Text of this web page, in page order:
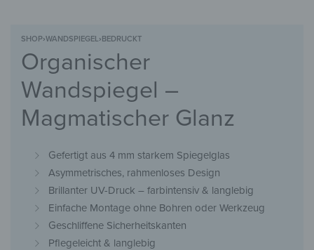
SHOP›WANDSPIEGEL›BEDRUCKT
Organischer
Wandspiegel –
Magmatischer Glanz
Gefertigt aus 4 mm starkem Spiegelglas
Asymmetrisches, rahmenloses Design
Brillanter UV-Druck – farbintensiv & langlebig​
Einfache Montage ohne Bohren oder Werkzeug
Geschliffene Sicherheitskanten
Pflegeleicht & langlebig